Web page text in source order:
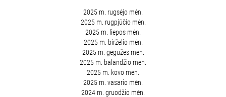
2025 m. rugsėjo mėn.
2025 m. rugpjūčio mėn.
2025 m. liepos mėn.
2025 m. birželio mėn.
2025 m. gegužės mėn.
2025 m. balandžio mėn.
2025 m. kovo mėn.
2025 m. vasario mėn.
2024 m. gruodžio mėn.